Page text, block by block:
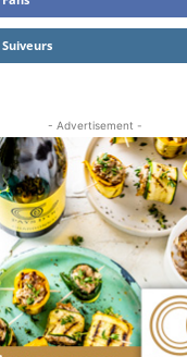
Suiveurs
- Advertisement -